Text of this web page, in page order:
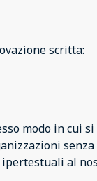
scritta:
modo in cui
al